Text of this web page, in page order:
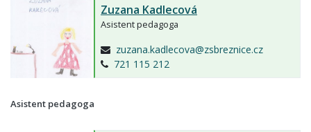
Zuzana Kadlecová
Asistent pedagoga
zuzana.kadlecova@zsbreznice.cz
721 115 212
Asistent pedagoga